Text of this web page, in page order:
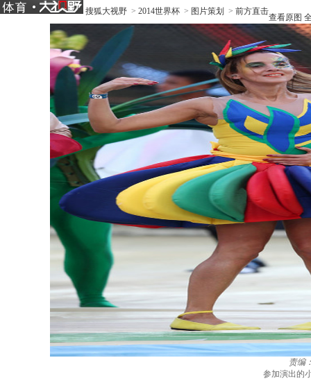
搜狐大视野 > 2014世界杯 > 图片策划 > 前方直击
查看原图
责编
参加演出的